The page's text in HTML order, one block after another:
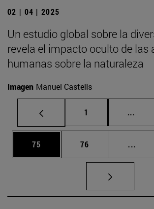
02 | 04 | 2025
Un estudio global sobre la
revela el impacto oculto de las
humanas sobre la naturaleza
Imagen Manuel Castells
Página
1 ...
Página
75 Página
76 ...